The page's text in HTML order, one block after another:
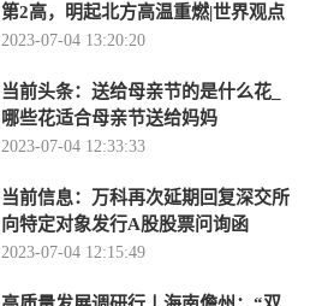
第2高，明起北方高温重燃|世界观点
2023-07-04 13:20:20
当前头条：送给母亲节的是什么花_
哪些花适合母亲节送给妈妈
2023-07-04 12:33:33
当前信息：万科再次延期回复深交所
向特定对象发行A股股票问询函
2023-07-04 12:15:49